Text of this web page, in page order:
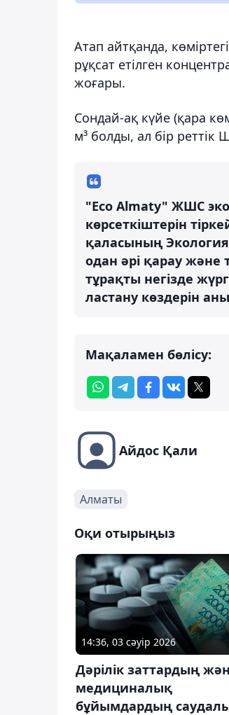
Атап айтқанда,
рұқсат етілген
жоғары.
Сондай-ақ күйе (қара
м³ болды, ал бір
"Eco Almaty" ЖШС
көрсеткіштерін
қаласының
одан әрі қарау және
тұрақты негізде
ластану көздерін
Мақаламен бөлісу:
Айдос Қали
Алматы
Оқи отырыңыз
14:36, 03 сәуір 2026
Дәрілік заттардың
медициналық
бұйымдардың